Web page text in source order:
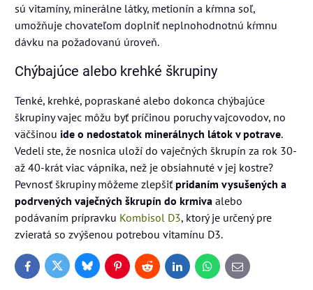
sú vitamíny, minerálne látky, metionín a kŕmna soľ,
umožňuje chovateľom doplniť neplnohodnotnú kŕmnu
dávku na požadovanú úroveň.
Chýbajúce alebo krehké škrupiny
Tenké, krehké, popraskané alebo dokonca chýbajúce
škrupiny vajec môžu byť príčinou poruchy vajcovodov, no
väčšinou ide o nedostatok minerálnych látok v potrave.
Vedeli ste, že nosnica uloží do vaječných škrupín za rok 30-
až 40-krát viac vápnika, než je obsiahnuté v jej kostre?
Pevnosť škrupiny môžeme zlepšiť pridaním vysušených a
podrvených vaječných škrupín do krmiva alebo
podávaním prípravku Kombisol D3, ktorý je určený pre
zvieratá so zvýšenou potrebou vitamínu D3.
FacebookTwitter BlueskyPinterestReddit LinkedInWhatsApp
E-
mail